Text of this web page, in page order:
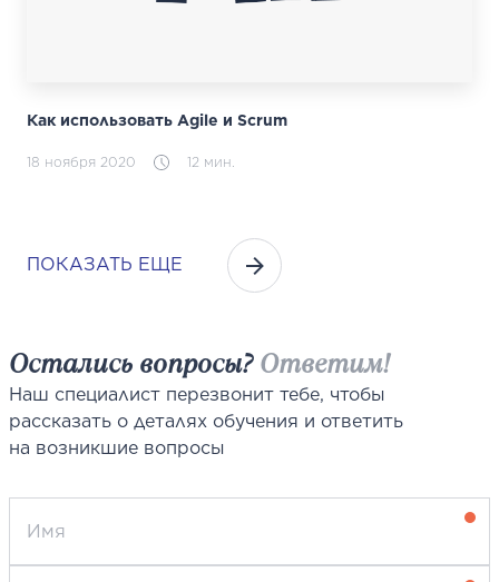
Как использовать Agile и Scrum
18 ноября 2020 12 мин.
ПОКАЗАТЬ ЕЩЕ
Остались вопросы?Ответим!
Наш специалист перезвонит тебе, чтобы
рассказать о деталях обучения и ответить
на возникшие вопросы